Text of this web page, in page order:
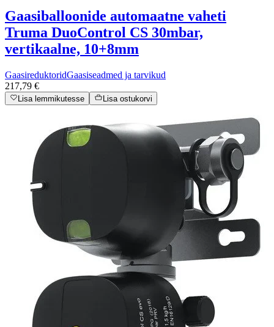
Gaasiballoonide automaatne vaheti
Truma DuoControl CS 30mbar,
vertikaalne, 10+8mm
GaasireduktoridGaasiseadmed ja tarvikud
217,79 €
Lisa lemmikutesse Lisa ostukorvi